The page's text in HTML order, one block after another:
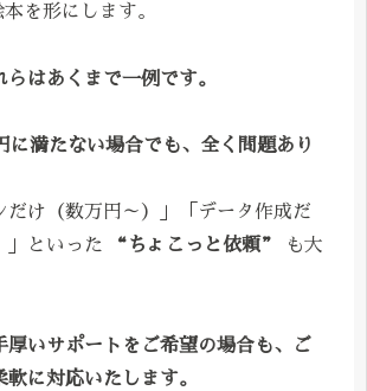
を形にします。
らはあくまで一例です。
に満たない場合でも、全く問題あり
だけ（数万円～）」「データ作成だ
」といった
“ちょこっと依頼”
も大
厚いサポートをご希望の場合も、ご
に対応いたします。